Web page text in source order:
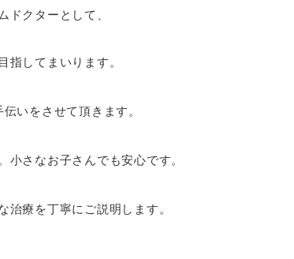
クターとして、
してまいります。
いをさせて頂きます。
さなお子さんでも安心です。
療を丁寧にご説明します。